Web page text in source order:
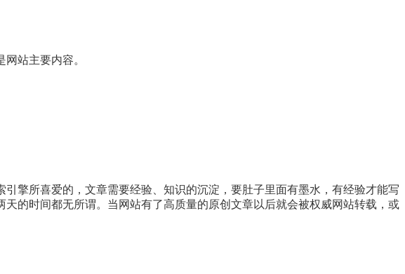
站主要内容。
擎所喜爱的，文章需要经验、知识的沉淀，要肚子里面有墨水，有经验才能写
的时间都无所谓。当网站有了高质量的原创文章以后就会被权威网站转载，或